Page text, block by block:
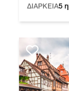
ουσιαστική
ΔΙΑΡΚΕΙΑ5